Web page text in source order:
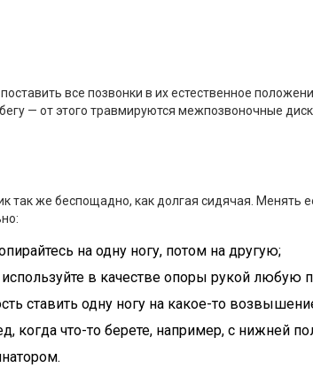
все позвонки в их естественное
— от этого травмируются межпозвоночные
так же беспощадно, как долгая сидячая. Менять
на одну ногу, потом на другую;
в качестве опоры рукой любую
ставить одну ногу на какое-то
когда что-то берете, например, с нижней